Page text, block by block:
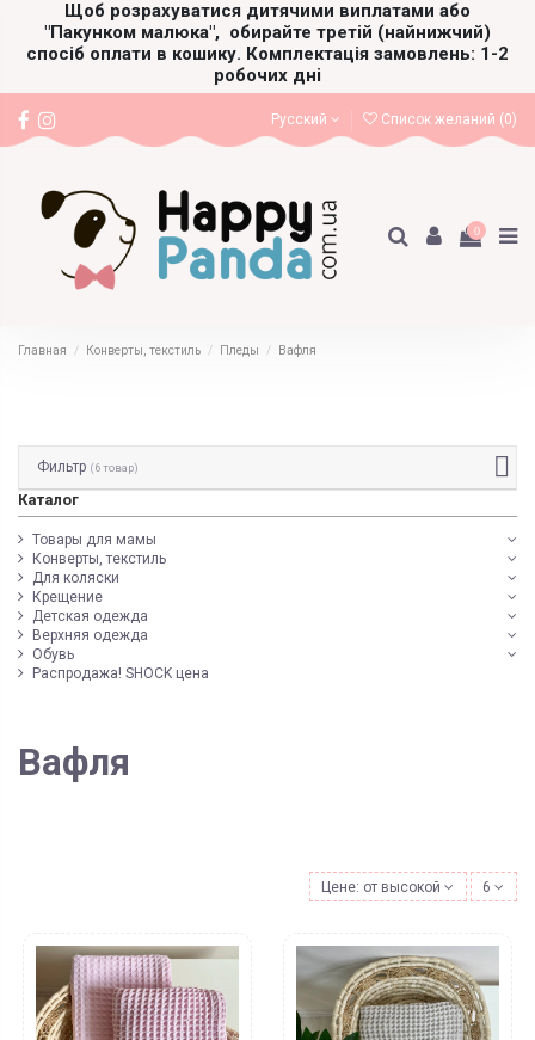
Щоб розрахуватися дитячими виплатами або
"Пакунком малюка", обирайте третій (найнижчий)
спосіб оплати в кошику. Комплектація замовлень: 1-2
робочих дні
Русский Список желаний (0)
0
Главная Конверты, текстиль Пледы Вафля
Вафля
Цене: от высокой к низкой
6
Фильтр (6 товар)
Каталог
Товары для мамы
Конверты, текстиль
Для коляски
Крещение
Детская одежда
Верхняя одежда
Обувь
Распродажа! SHOCK цена